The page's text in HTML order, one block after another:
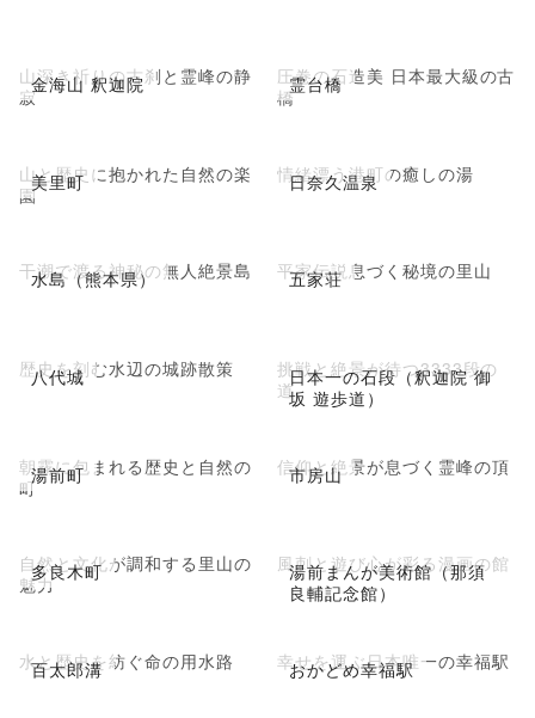
金海山 釈迦院
山深き祈りの古刹と霊峰の静
寂
霊台橋
圧巻の石造美 日本最大級の古
橋
美里町
山と歴史に抱かれた自然の楽
園
日奈久温泉
情緒漂う港町の癒しの湯
水島（熊本県）
干潮で渡る神秘の無人絶景島 五家荘
平家伝説息づく秘境の里山
八代城
歴史を刻む水辺の城跡散策
日本一の石段（釈迦院 御
坂 遊歩道）
挑戦と絶景が待つ3333段の
道
湯前町
朝霧に包まれる歴史と自然の
町
市房山
信仰と絶景が息づく霊峰の頂
多良木町
自然と文化が調和する里山の
魅力
湯前まんが美術館（那須
良輔記念館）
風刺と遊び心が彩る漫画の館
百太郎溝
水と歴史を紡ぐ命の用水路 おかどめ幸福駅
幸せを運ぶ日本唯一の幸福駅